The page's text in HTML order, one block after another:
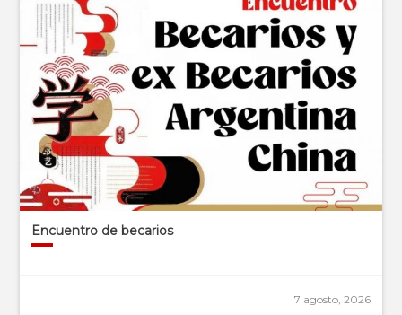
Encuentro de becarios
7 agosto, 2026